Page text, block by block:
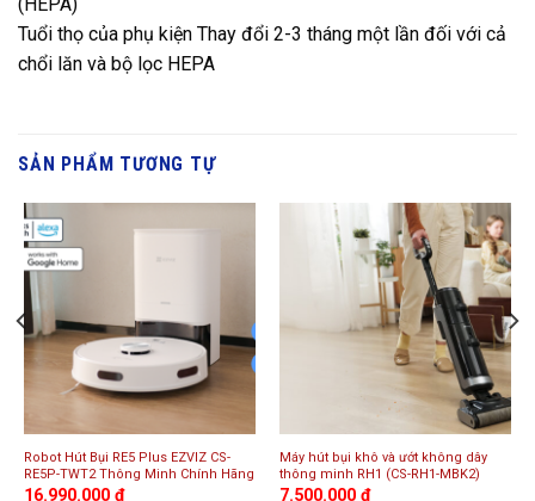
Tuổi thọ của phụ kiện Thay đổi 2-3 tháng một lần đối với cả
chổi lăn và bộ lọc HEPA
SẢN PHẨM TƯƠNG TỰ
Robot Hút Bụi RE5 Plus EZVIZ CS-
RE5P-TWT2 Thông Minh Chính Hãng
16.990.000 ₫
Máy hút bụi khô và ướt không dây
thông minh RH1 (CS-RH1-MBK2)
7.500.000 ₫